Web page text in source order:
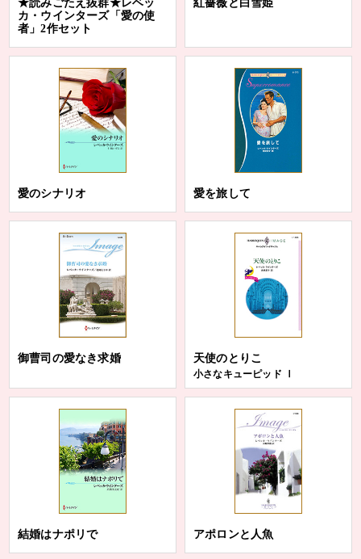
★読みごたえ抜群★レベッ
カ・ウインターズ「愛の使
者」2作セット
紅薔薇と白雪姫
愛のシナリオ 愛を旅して
御曹司の愛なき求婚 天使のとりこ
小さなキューピッド Ⅰ
結婚はナポリで アポロンと人魚